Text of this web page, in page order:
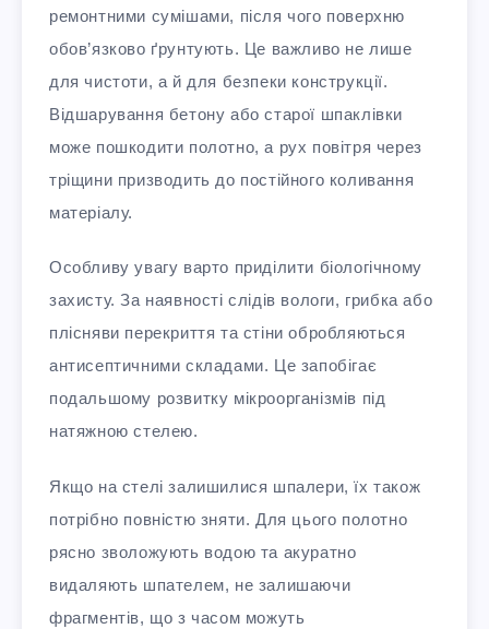
ремонтними сумішами, після чого поверхню
обов’язково ґрунтують. Це важливо не лише
для чистоти, а й для безпеки конструкції.
Відшарування бетону або старої шпаклівки
може пошкодити полотно, а рух повітря через
тріщини призводить до постійного коливання
матеріалу.
Особливу увагу варто приділити біологічному
захисту. За наявності слідів вологи, грибка або
плісняви перекриття та стіни обробляються
антисептичними складами. Це запобігає
подальшому розвитку мікроорганізмів під
натяжною стелею.
Якщо на стелі залишилися шпалери, їх також
потрібно повністю зняти. Для цього полотно
рясно зволожують водою та акуратно
видаляють шпателем, не залишаючи
фрагментів, що з часом можуть